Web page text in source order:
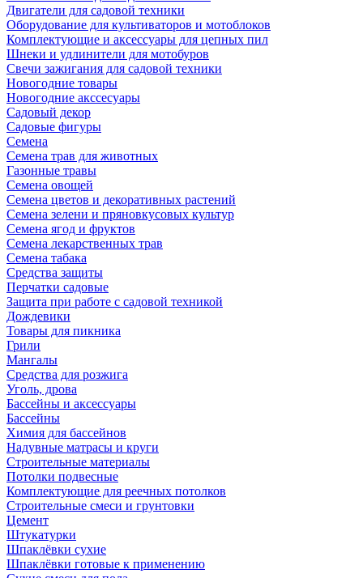
Двигатели для садовой техники
Оборудование для культиваторов и мотоблоков
Комплектующие и аксессуары для цепных пил
Шнеки и удлинители для мотобуров
Свечи зажигания для садовой техники
Новогодние товары
Новогодние акссесуары
Садовый декор
Садовые фигуры
Семена
Семена трав для животных
Газонные травы
Семена овощей
Семена цветов и декоративных растений
Семена зелени и пряновкусовых культур
Семена ягод и фруктов
Семена лекарственных трав
Семена табака
Средства защиты
Перчатки садовые
Защита при работе с садовой техникой
Дождевики
Товары для пикника
Грили
Мангалы
Средства для розжига
Уголь, дрова
Бассейны и аксессуары
Бассейны
Химия для бассейнов
Надувные матрасы и круги
Строительные материалы
Потолки подвесные
Комплектующие для реечных потолков
Строительные смеси и грунтовки
Цемент
Штукатурки
Шпаклёвки сухие
Шпаклёвки готовые к применению